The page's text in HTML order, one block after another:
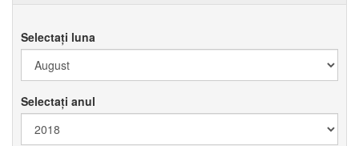
Selectați luna
Selectați anul